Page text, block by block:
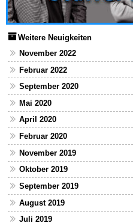
Weitere Neuigkeiten
November 2022
Februar 2022
September 2020
Mai 2020
April 2020
Februar 2020
November 2019
Oktober 2019
September 2019
August 2019
Juli 2019